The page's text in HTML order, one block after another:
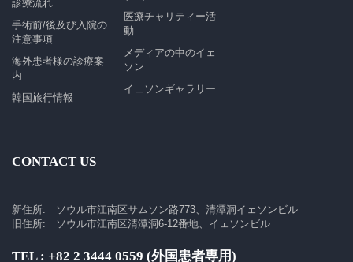
診療流れ
手術前/後及び入院の
注意事項
海外患者様の診療案
内
韓国旅行情報
医療チャリティー活
動
メディアの中のイェ
ソン
イェソンギャラリー
CONTACT US
新住所: ソウル市江南区サムソン路773、清潭洞イェソンビル
旧住所: ソウル市江南区清潭洞6-12番地、イェソンビル
TEL : +82 2 3444 0559 (外国患者専用)